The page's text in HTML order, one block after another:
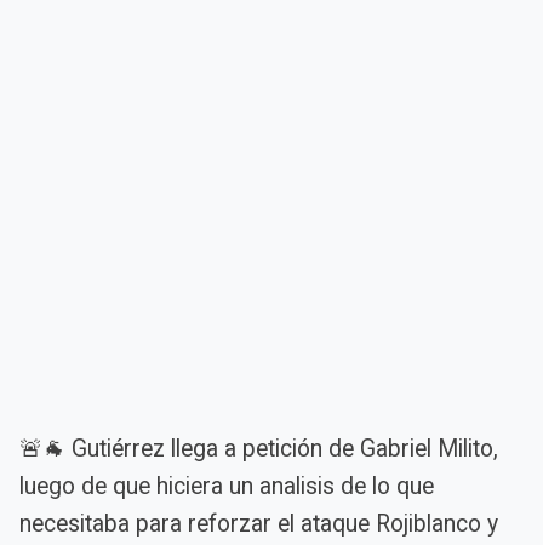
🚨🐐 Gutiérrez llega a petición de Gabriel Milito,
luego de que hiciera un analisis de lo que
necesitaba para reforzar el ataque Rojiblanco y